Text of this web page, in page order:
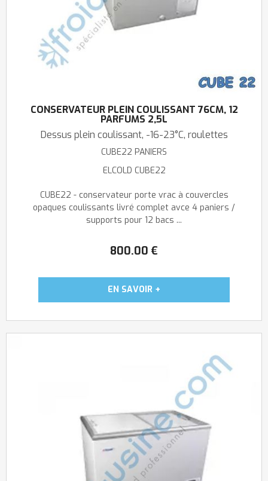
CONSERVATEUR PLEIN COULISSANT 76CM, 12
PARFUMS 2,5L
Dessus plein coulissant, -16-23°C, roulettes
CUBE22 PANIERS
ELCOLD CUBE22
800.00 €
CUBE22 - conservateur porte vrac à couvercles
opaques coulissants livré complet avce 4 paniers /
supports pour 12 bacs ...